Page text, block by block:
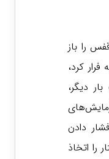
را باز
کرد،
دیگر،
دادن
را اتخاذ